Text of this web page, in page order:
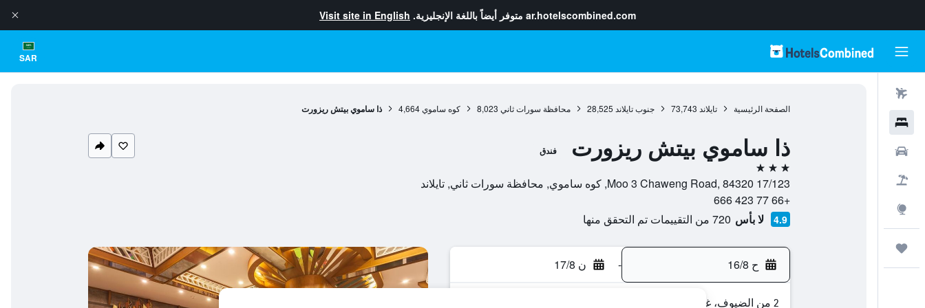
ar.hotelscombined.com متوفر أيضاً باللغة الإنجليزية. Visit site in English
SAR
الصفحة الرئيسية تايلاند 73,743 جنوب تايلاند 28,525 محافظة سورات ثاني 8,023 كوه ساموي 4,664 ذا ساموي بيتش ريزورت
ذا ساموي بيتش ريزورت فندق
3 نجوم
17/123 Moo 3 Chaweng Road, 84320, كوه ساموي, محافظة سورات ثاني, تايلاند
+66 77 423 666
4.9 لا بأس 720 من التقييمات تم التحقق منها
ح 16/8 - ن 17/8
2 من الضيوف، غرفة واحدة